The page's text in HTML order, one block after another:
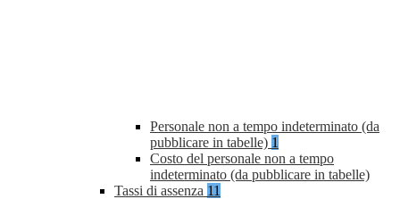
Personale non a tempo indeterminato (da
pubblicare in tabelle) 1
Costo del personale non a tempo
indeterminato (da pubblicare in tabelle)
Tassi di assenza 11